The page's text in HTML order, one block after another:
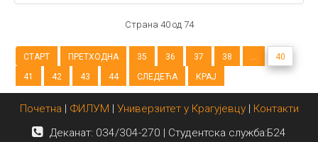
Страна 40 од 74
СТАРТ ПРЕТХОДНА 35 36 37 38 ...
40
41
42 43 44 СЛЕДЕЋА КРАЈ
Почетна | ФИЛУМ | Универзитет у Крагујевцу| Контакти
Деканат: 034/304-270 | Студентска служба:Б24